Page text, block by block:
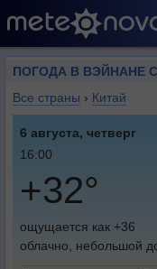
ПОГОДА В ВЭЙНАНЕ
Все страны › Китай
6 августа, четверг
16:00
+32°
ощущается как +36
облачно, небольшой